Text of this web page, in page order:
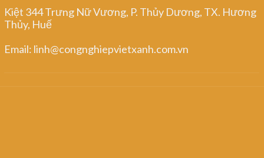
Kiệt 344 Trưng Nữ Vương, P. Thủy Dương, TX. Hương
Thủy, Huế
Email: linh@congnghiepvietxanh.com.vn